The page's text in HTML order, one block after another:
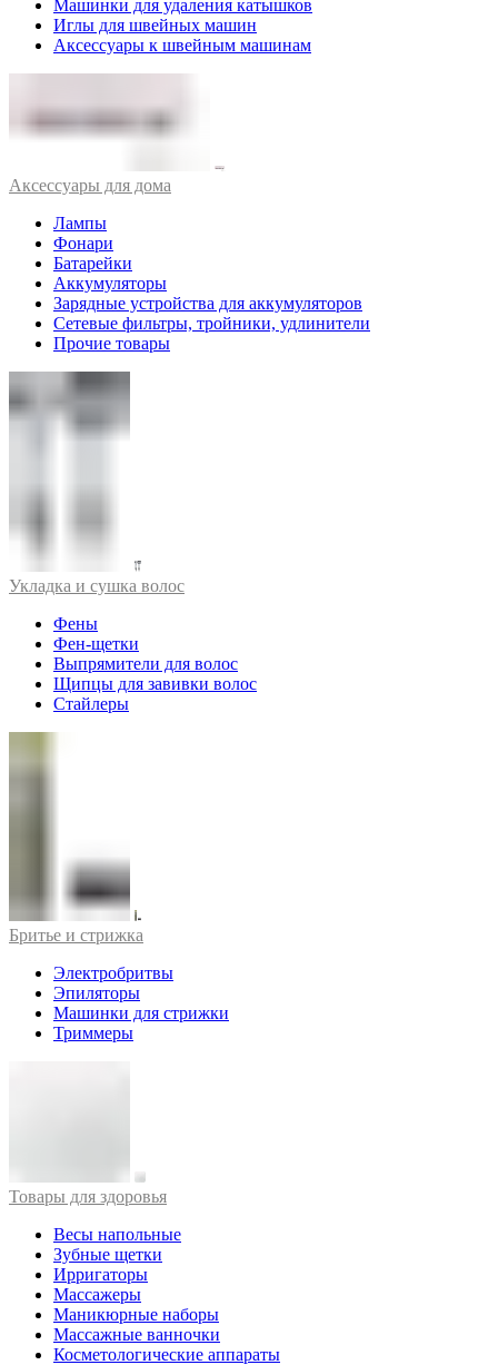
Машинки для удаления катышков
Иглы для швейных машин
Аксессуары к швейным машинам
Аксессуары для дома
Лампы
Фонари
Батарейки
Аккумуляторы
Зарядные устройства для аккумуляторов
Сетевые фильтры, тройники, удлинители
Прочие товары
Укладка и сушка волос
Фены
Фен-щетки
Выпрямители для волос
Щипцы для завивки волос
Стайлеры
Бритье и стрижка
Электробритвы
Эпиляторы
Машинки для стрижки
Триммеры
Товары для здоровья
Весы напольные
Зубные щетки
Ирригаторы
Массажеры
Маникюрные наборы
Массажные ванночки
Косметологические аппараты